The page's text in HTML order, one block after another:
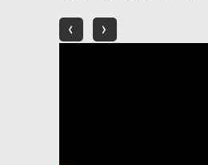
‹
›